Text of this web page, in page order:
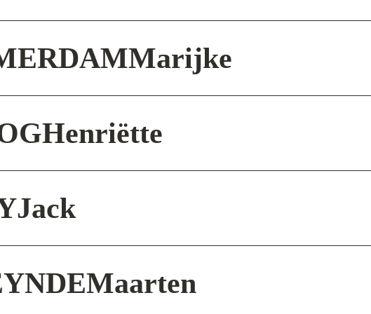
Marijke
Henriëtte
Jack
Maarten